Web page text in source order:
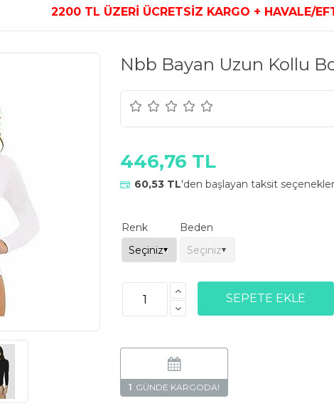
KARGO + HAVALE/EFT DE
Nbb Bayan Uzun Kollu
446,76 TL
60,53 TL'den başlayan taksit
Renk Beden
1